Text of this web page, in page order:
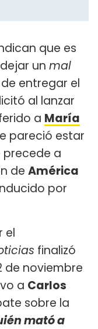
que es
un mal
entregar el
al lanzar
a María
pareció estar
a
de América
por
el
finalizó
de noviembre
a Carlos
sobre la
mató a